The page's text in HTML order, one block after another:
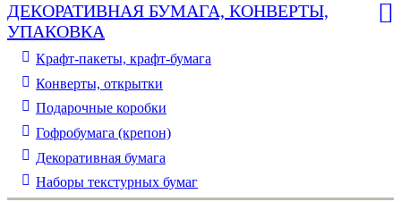
ДЕКОРАТИВНАЯ БУМАГА, КОНВЕРТЫ,
УПАКОВКА
Крафт-пакеты, крафт-бумага
Конверты, открытки
Подарочные коробки
Гофробумага (крепон)
Декоративная бумага
Наборы текстурных бумаг